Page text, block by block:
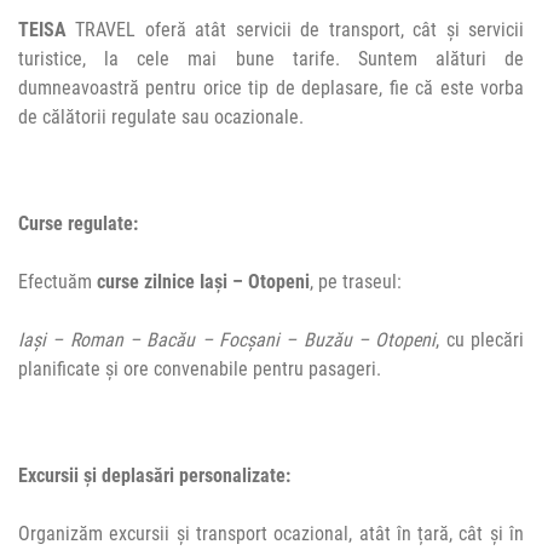
TEISA TRAVEL oferă atât servicii de transport, cât și servicii
turistice, la cele mai bune tarife. Suntem alături de
dumneavoastră pentru orice tip de deplasare, fie că este vorba
de călătorii regulate sau ocazionale.
Curse regulate:
Efectuăm curse zilnice Iași – Otopeni, pe traseul:
Iași – Roman – Bacău – Focșani – Buzău – Otopeni, cu plecări
planificate și ore convenabile pentru pasageri.
Excursii și deplasări personalizate:
Organizăm excursii și transport ocazional, atât în țară, cât și în